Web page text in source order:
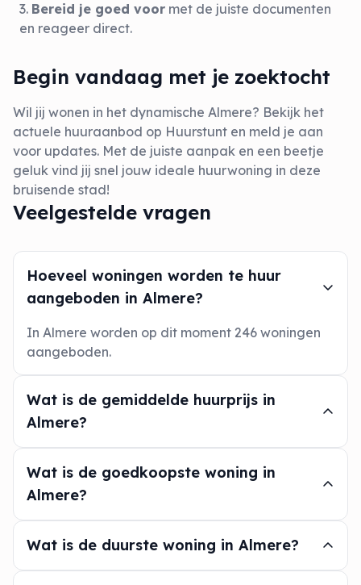
Bereid je goed voor met de juiste documenten
en reageer direct.
Begin vandaag met je zoektocht
Wil jij wonen in het dynamische Almere? Bekijk het
actuele huuraanbod op Huurstunt en meld je aan
voor updates. Met de juiste aanpak en een beetje
geluk vind jij snel jouw ideale huurwoning in deze
bruisende stad!
Veelgestelde vragen
Hoeveel woningen worden te huur
aangeboden in Almere?
In Almere worden op dit moment 246 woningen
aangeboden.
Wat is de gemiddelde huurprijs in
Almere?
Wat is de goedkoopste woning in
Almere?
Wat is de duurste woning in Almere?